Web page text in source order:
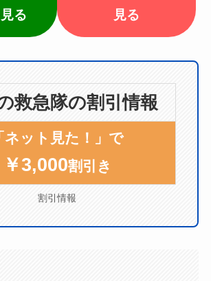
る
見る
救急隊の割引情報
ネット見た！」で
￥3,000割引き
割引情報